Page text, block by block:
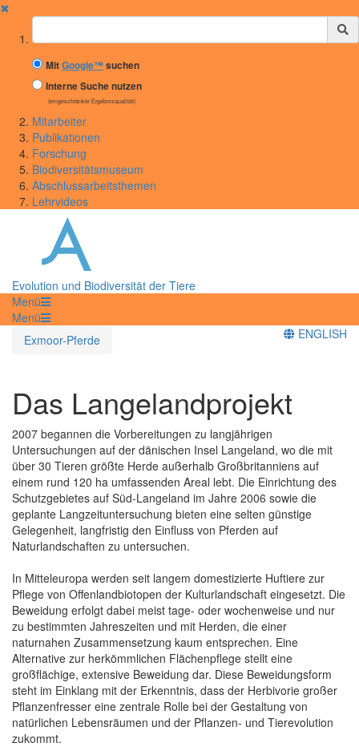
✖
Suchbegriff
MitGoogle™suchen
Interne Suche nutzen
(eingeschränkte Ergebnisqualität)
Mitarbeiter
Publikationen
Forschung
Biodiversitätsmuseum
Abschlussarbeitsthemen
Lehrvideos
Evolution und Biodiversität der Tiere
Menü
Menü
Exmoor-Pferde
ENGLISH
Das Langelandprojekt
2007 begannen die Vorbereitungen zu langjährigen
Untersuchungen auf der dänischen Insel Langeland, wo die mit
über 30 Tieren größte Herde außerhalb Großbritanniens auf
einem rund 120 ha umfassenden Areal lebt. Die Einrichtung des
Schutzgebietes auf Süd-Langeland im Jahre 2006 sowie die
geplante Langzeituntersuchung bieten eine selten günstige
Gelegenheit, langfristig den Einfluss von Pferden auf
Naturlandschaften zu untersuchen.
In Mitteleuropa werden seit langem domestizierte Huftiere zur
Pflege von Offenlandbiotopen der Kulturlandschaft eingesetzt. Die
Beweidung erfolgt dabei meist tage- oder wochenweise und nur
zu bestimmten Jahreszeiten und mit Herden, die einer
naturnahen Zusammensetzung kaum entsprechen. Eine
Alternative zur herkömmlichen Flächenpflege stellt eine
großflächige, extensive Beweidung dar. Diese Beweidungsform
steht im Einklang mit der Erkenntnis, dass der Herbivorie großer
Pflanzenfresser eine zentrale Rolle bei der Gestaltung von
natürlichen Lebensräumen und der Pflanzen- und Tierevolution
zukommt.